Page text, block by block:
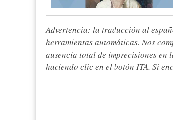
Advertencia: la traducción al
herramientas automáticas. Nos
ausencia total de imprecisiones
haciendo clic en el botón ITA. Si